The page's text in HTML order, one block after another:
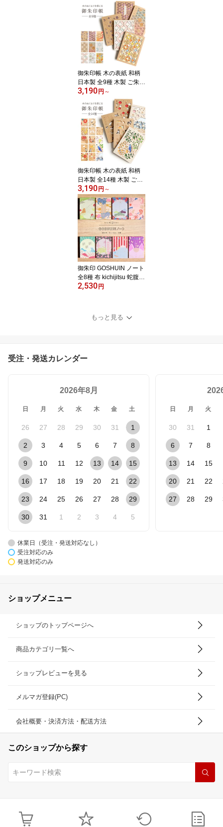
アソート 21cm 23cm 大
人用 箸セット おまかせ
メンズ レディース お得
買い回り 自宅用 業務用
普段使い おしゃれ 和 使
いやすい 持ちやすい ま
とめ買い 合わせ買い 買
い回り
御朱印帳 木の表紙 和柄
日本製 全9種 木製 ご朱印
帳 蛇腹式 CRU-CIAL ク
ルーシャル 花柄 麻の葉
青海波 千鳥 七宝 花菱 カ
ラフル かわいい おしゃ
れ モダン 大人 B6 御朱印
朱印帳 レーザー加工 透
かし彫り プレゼント
3,190 円 ～
御朱印帳 木の表紙 和柄
日本製 全14種 木製 ご朱
印帳 蛇腹式 CRU-CIAL
クルーシャル 猫 ネコ 椿
狐 うさぎ 鶴 鞠 青い鳥 柴
犬 文鳥 富士山 梅 カラフ
ル かわいい おしゃれ モ
ダン 大人 B6 御朱印 朱印
帳 レーザー加工 透かし
彫り プレゼント
3,190 円 ～
御朱印 GOSHUIN ノート
全8種 布 kichijitsu 蛇腹式
御朱印帳 おしゃれ ポリ
い ご朱印 猫 ねこ ネコ 千
鳥 アルバム 芳名帳 スク
【メール便配送可能】
2,530 円
もっと見る
受注・発送カレンダー
2026年8月
日 月 火 水 木 金 土
26 27 28 29 30 31 1
2 3 4 5 6 7 8
9 10 11 12 13 14 15
16 17 18 19 20 21 22
23 24 25 26 27 28 29
30 31 1 2 3 4 5
日 月 火
30 31 1
6 7 8
13 14 15
20 21 22
27 28 29
休業日（受注・発送対応なし）
受注対応のみ
発送対応のみ
ショップメニュー
ショップのトップページへ
商品カテゴリ一覧へ
ショップレビューを見る
メルマガ登録(PC)
会社概要・決済方法・配送方法
このショップから探す